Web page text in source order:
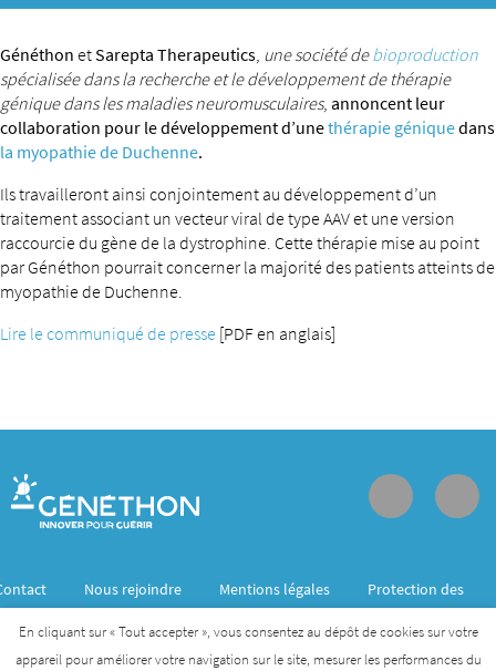
Généthon etSarepta Therapeutics, une société debioproduction
spécialisée dans la recherche et le développement de thérapie
génique dans les maladies neuromusculaires, annoncent leur
collaboration pour le développement d’unethérapie géniquedans
la myopathie de Duchenne.
Ils travailleront ainsi conjointement au développement d’un
traitement associant un vecteur viral de type AAV et une version
raccourcie du gène de la dystrophine. Cette thérapie mise au point
par Généthon pourrait concerner la majorité des patients atteints de
myopathie de Duchenne.
Lire le communiqué de presse [PDF en anglais]
Nous rejoindre Mentions légales
Protection des
En cliquant sur « Tout accepter », vous consentez au dépôt de cookies sur votre
appareil pour améliorer votre navigation sur le site, mesurer les performances du